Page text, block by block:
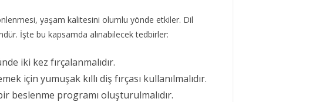
yaşam kalitesini olumlu yönde etkiler. Dil
İşte bu kapsamda alınabilecek tedbirler:
iki kez fırçalanmalıdır.
için yumuşak kıllı diş fırçası kullanılmalıdır.
beslenme programı oluşturulmalıdır.